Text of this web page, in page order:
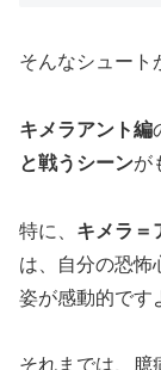
そんなシュート
キメラアント編
と戦うシーンが
特に、 キメラ＝
は、自分の恐怖
姿が感動的です
それまでは、臆